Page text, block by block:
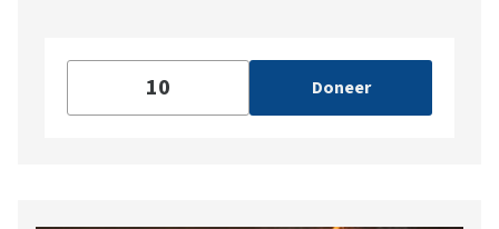
Doneer